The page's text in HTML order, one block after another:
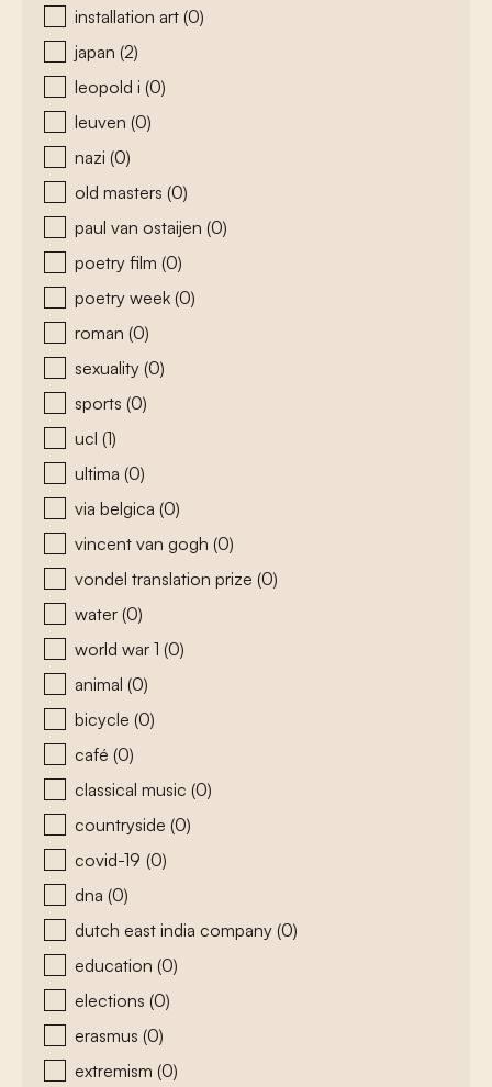
installation art (0)
japan (2)
leopold i (0)
leuven (0)
nazi (0)
old masters (0)
paul van ostaijen (0)
poetry film (0)
poetry week (0)
roman (0)
sexuality (0)
sports (0)
ucl (1)
ultima (0)
via belgica (0)
vincent van gogh (0)
vondel translation prize (0)
water (0)
world war 1 (0)
animal (0)
bicycle (0)
café (0)
classical music (0)
countryside (0)
covid-19 (0)
dna (0)
dutch east india company (0)
education (0)
elections (0)
erasmus (0)
extremism (0)